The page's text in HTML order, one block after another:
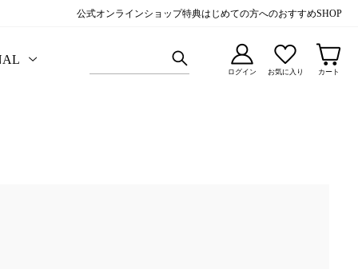
公式オンラインショップ特典はじめての方へのおすすめSHOP
ログイン お気に入り カート